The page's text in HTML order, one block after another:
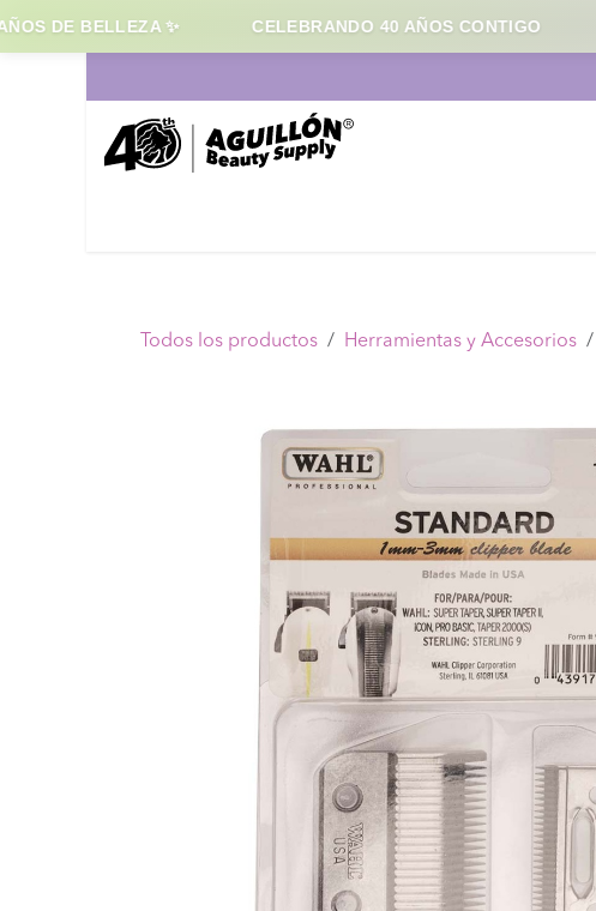
Todos los productos Herramientas y Accesorios
DE BELLEZA ✨ CELEBRANDO 40 AÑOS CONTIGO